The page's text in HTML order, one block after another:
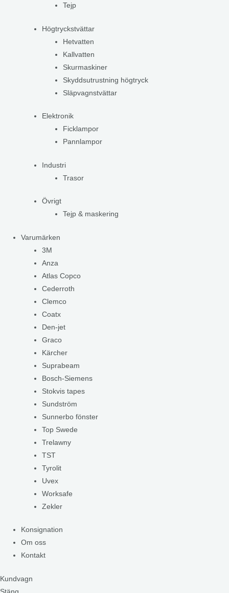
Tejp
Högtryckstvättar
Hetvatten
Kallvatten
Skurmaskiner
Skyddsutrustning högtryck
Släpvagnstvättar
Elektronik
Ficklampor
Pannlampor
Industri
Trasor
Övrigt
Tejp & maskering
Varumärken
3M
Anza
Atlas Copco
Cederroth
Clemco
Coatx
Den-jet
Graco
Kärcher
Suprabeam
Bosch-Siemens
Stokvis tapes
Sundström
Sunnerbo fönster
Top Swede
Trelawny
TST
Tyrolit
Uvex
Worksafe
Zekler
Konsignation
Om oss
Kontakt
Kundvagn